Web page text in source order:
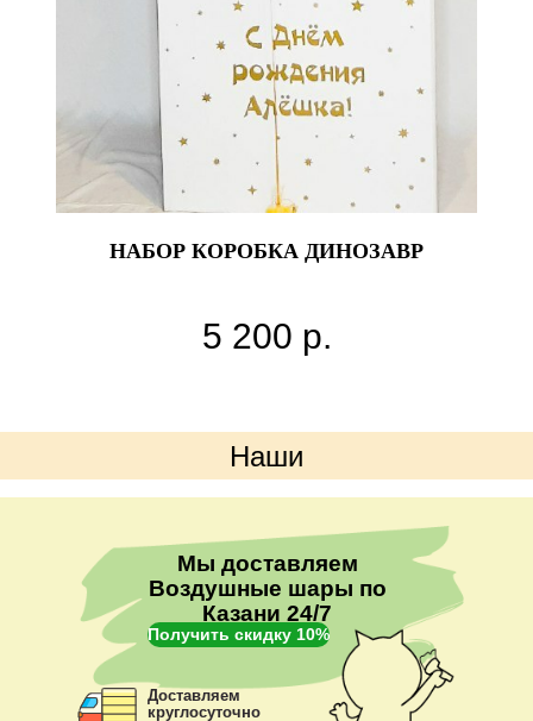
НАБОР КОРОБКА ДИНОЗАВР
коробка с индивидуальной надписью
цифра
5 200 р.
Наши
преимущества
Мы доставляем
Воздушные шары по
Казани 24/7
Получить скидку 10%
Доставляем
круглосуточно